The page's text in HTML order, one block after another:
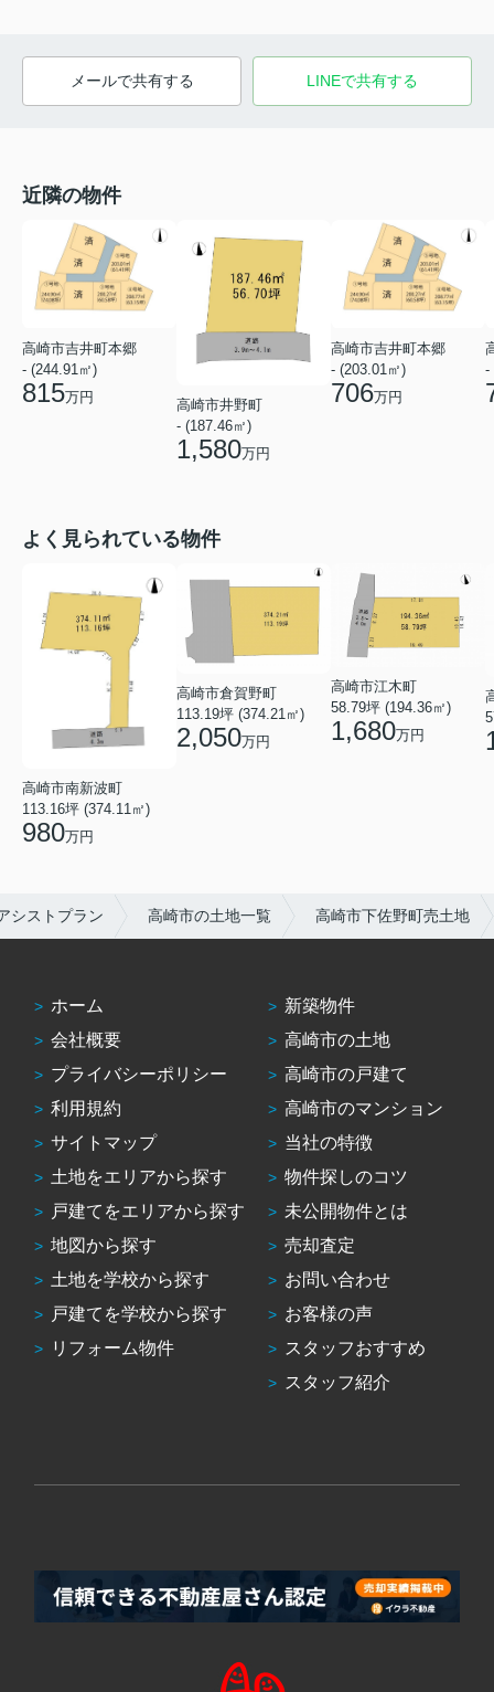
メールで共有する LINEで共有する
近隣の物件
高崎市吉井町本郷
- (244.91㎡)
815万円
高崎市井野町
- (187.46㎡)
1,580万円
高崎市吉井町本郷
- (203.01㎡)
706万円
-
よく見られている物件
高崎市南新波町
113.16坪 (374.11㎡)
980万円
高崎市倉賀野町
113.19坪 (374.21㎡)
2,050万円
高崎市江木町
58.79坪 (194.36㎡)
1,680万円
シストプラン 高崎市の土地一覧 高崎市下佐野町売土地
ホーム
会社概要
プライバシーポリシー
利用規約
サイトマップ
土地をエリアから探す
戸建てをエリアから探す
地図から探す
土地を学校から探す
戸建てを学校から探す
リフォーム物件
新築物件
高崎市の土地
高崎市の戸建て
高崎市のマンション
当社の特徴
物件探しのコツ
未公開物件とは
売却査定
お問い合わせ
お客様の声
スタッフおすすめ
スタッフ紹介